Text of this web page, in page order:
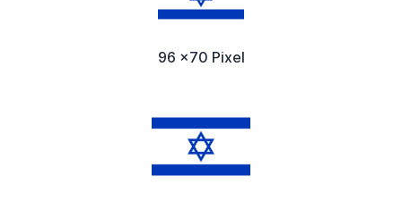
96 x70 Pixel